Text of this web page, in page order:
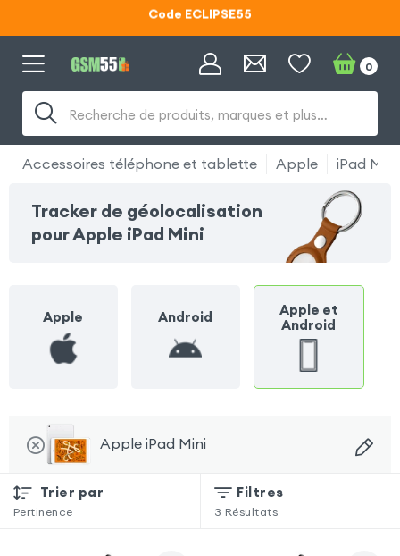
Code ECLIPSE55
Code ECLIPSE55
Recherche de produits, marques et plus…
0
Accessoires téléphone et tablette Apple iPad Mini
Tracker de géolocalisation
pour Apple iPad Mini
Apple Android
Apple et
Android
Apple iPad Mini
Trier par
Pertinence
Filtres
3 Résultats